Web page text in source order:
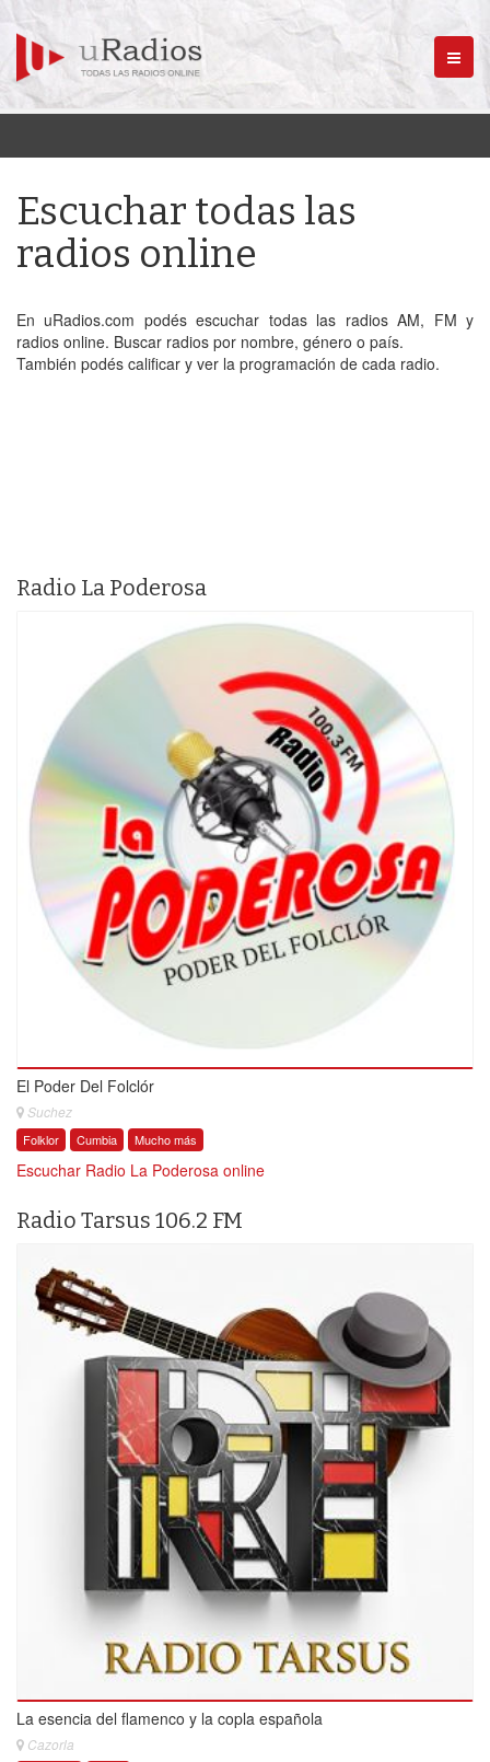
Menú
Escuchar todas las
radios online
En uRadios.com podés escuchar todas las radios AM, FM y
radios online. Buscar radios por nombre, género o país.
También podés calificar y ver la programación de cada radio.
Radio La Poderosa
El Poder Del Folclór
Suchez
Folklor Cumbia Mucho más
Escuchar Radio La Poderosa online
Radio Tarsus 106.2 FM
La esencia del flamenco y la copla española
Cazorla